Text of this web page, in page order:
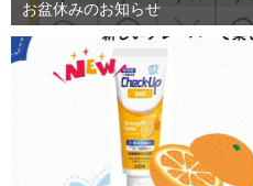
お盆休みのお知らせ